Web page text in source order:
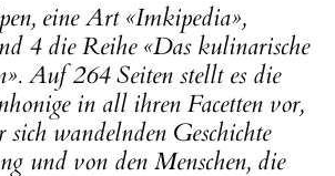
eine Art «Imkipedia»,
4 die Reihe «Das kulinarische
Auf 264 Seiten stellt es die
in all ihren Facetten vor,
wandelnden Geschichte
und von den Menschen, die